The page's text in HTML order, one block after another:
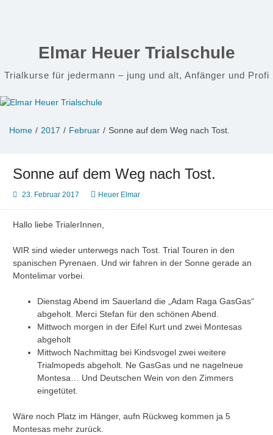
Elmar Heuer Trialschule
Trialkurse für jedermann – jung und alt, Anfänger und Profi
Home 2017 Februar Sonne auf dem Weg nach Tost.
Sonne auf dem Weg nach Tost.
23. Februar 2017 Heuer Elmar
Hallo liebe TrialerInnen,
WIR sind wieder unterwegs nach Tost. Trial Touren in den
spanischen Pyrenaen. Und wir fahren in der Sonne gerade an
Montelimar vorbei.
Dienstag Abend im Sauerland die „Adam Raga GasGas“
abgeholt. Merci Stefan für den schönen Abend.
Mittwoch morgen in der Eifel Kurt und zwei Montesas
abgeholt
Mittwoch Nachmittag bei Kindsvogel zwei weitere
Trialmopeds abgeholt. Ne GasGas und ne nagelneue
Montesa… Und Deutschen Wein von den Zimmers
eingetütet.
Wäre noch Platz im Hänger, aufn Rückweg kommen ja 5
Montesas mehr zurück.